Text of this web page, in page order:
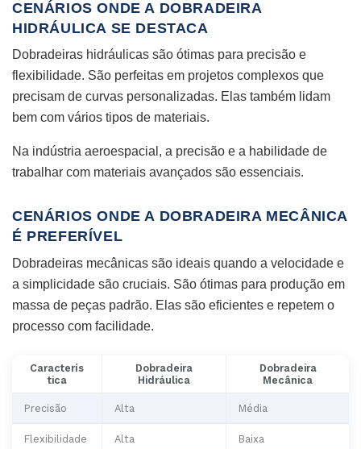
CENÁRIOS ONDE A DOBRADEIRA
HIDRÁULICA SE DESTACA
Dobradeiras hidráulicas são ótimas para precisão e
flexibilidade. São perfeitas em projetos complexos que
precisam de curvas personalizadas. Elas também lidam
bem com vários tipos de materiais.
Na indústria aeroespacial, a precisão e a habilidade de
trabalhar com materiais avançados são essenciais.
CENÁRIOS ONDE A DOBRADEIRA MECÂNICA
É PREFERÍVEL
Dobradeiras mecânicas são ideais quando a velocidade e
a simplicidade são cruciais. São ótimas para produção em
massa de peças padrão. Elas são eficientes e repetem o
processo com facilidade.
Caracterís
tica
Dobradeira
Hidráulica
Dobradeira
Mecânica
Precisão Alta Média
Flexibilidade Alta Baixa